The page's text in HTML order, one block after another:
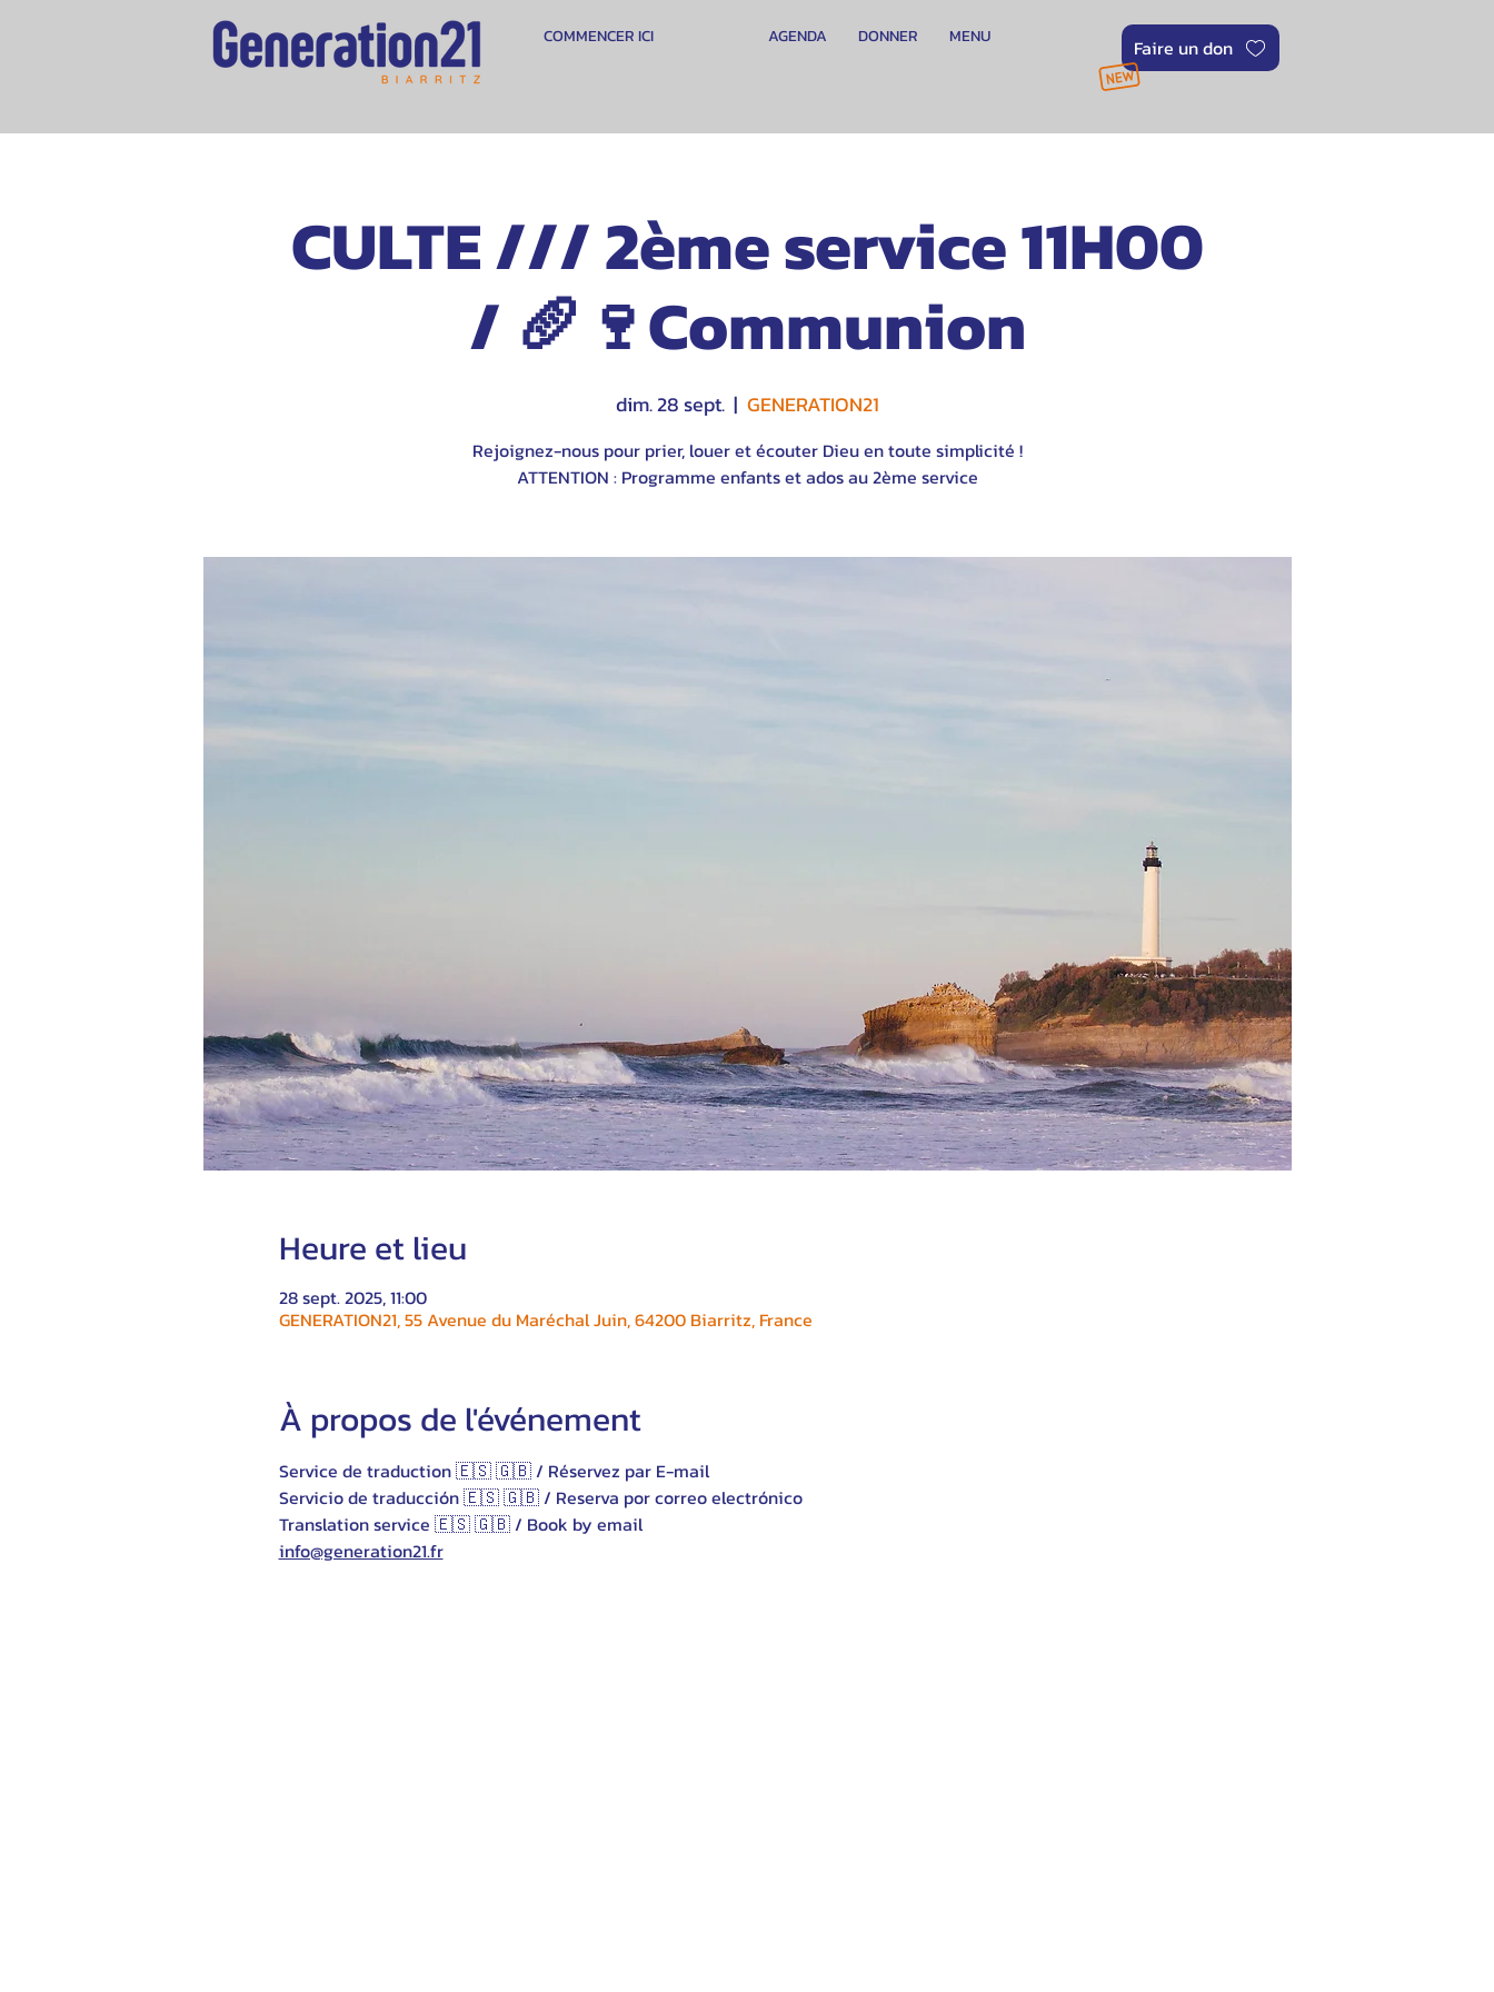
COMMENCER ICI DONNER MENU
AGENDA Faire un don
CULTE /// 2ème service 11H00
/ 🥖🍷Communion
dim. 28 sept.
  |
GENERATION21
Rejoignez-nous pour prier, louer et écouter Dieu en toute simplicité !
ATTENTION : Programme enfants et ados au 2ème service
Heure et lieu
28 sept. 2025, 11:00
GENERATION21, 55 Avenue du Maréchal Juin, 64200 Biarritz, France
À propos de l'événement
Service de traduction 🇪🇸 🇬🇧 / Réservez par E-mail
Servicio de traducción 🇪🇸 🇬🇧 / Reserva por correo electrónico
Translation service 🇪🇸 🇬🇧 / Book by email
info@generation21.fr